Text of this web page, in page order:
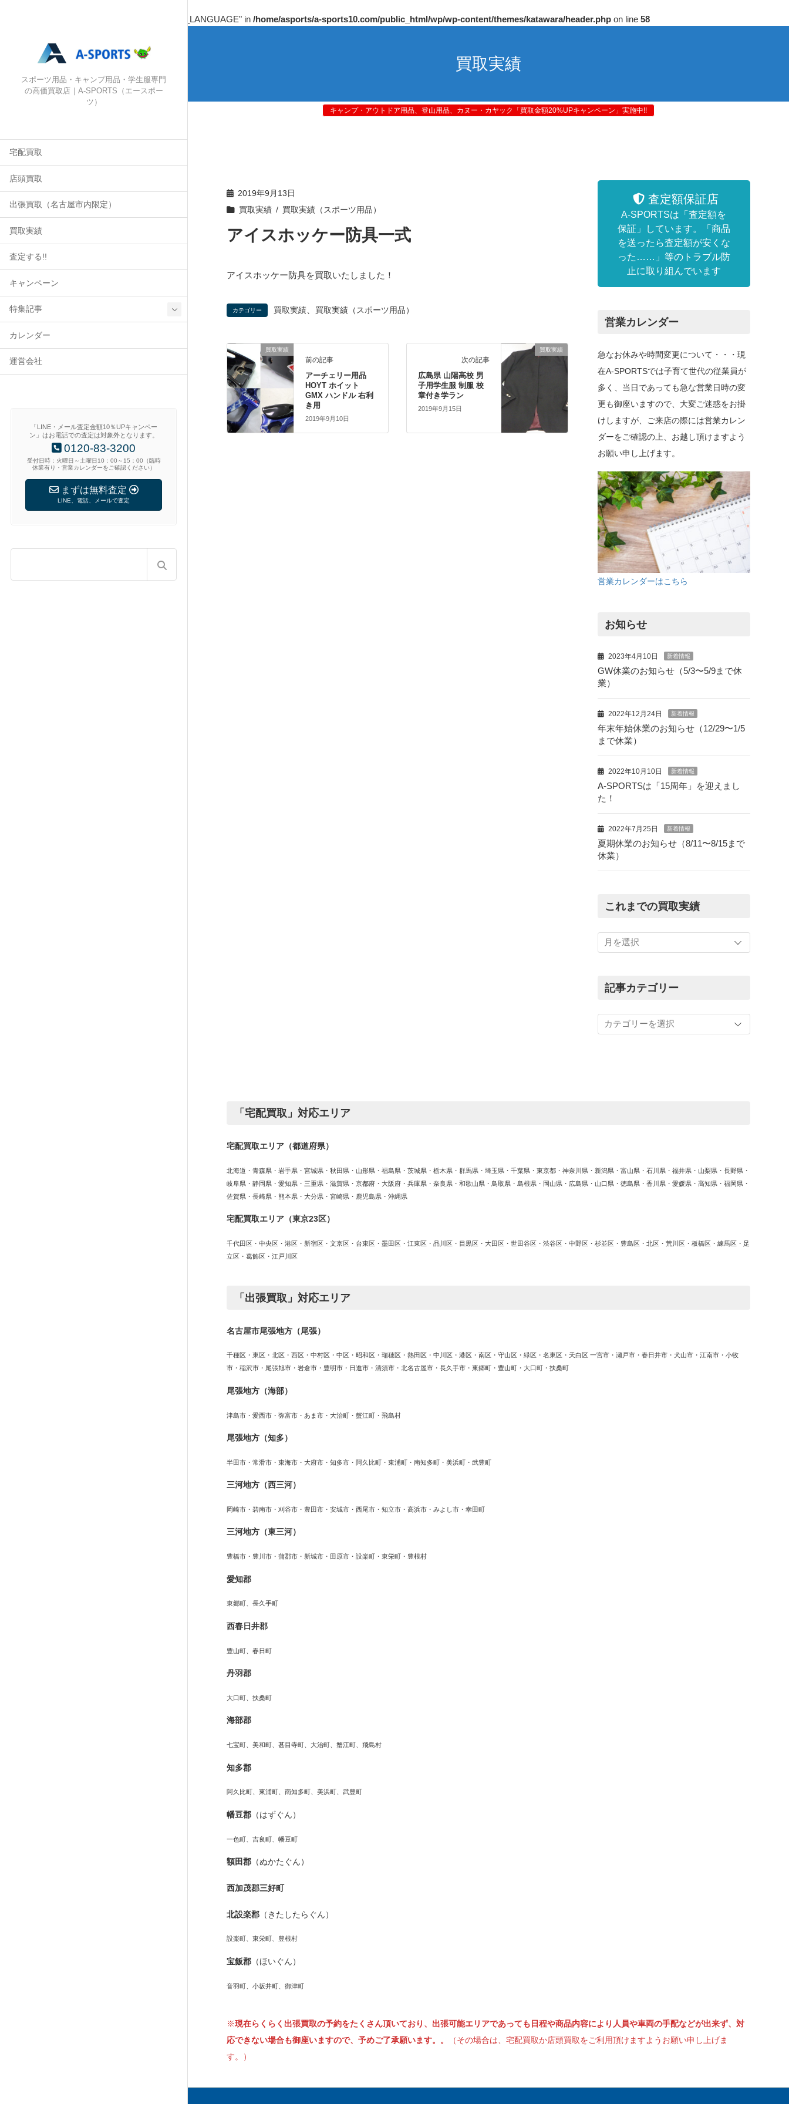
: Undefined array key "HTTP_ACCEPT_LANGUAGE" in /home/asports/a-sports10.com/public_html/wp/wp-content/themes/katawara/header.php on line 58
スポーツ用品・キャンプ用品・学生服専門
の高価買取店｜A-SPORTS（エースポー
ツ）
宅配買取
店頭買取
出張買取（名古屋市内限定）
買取実績
査定する!!
キャンペーン
特集記事
カレンダー
運営会社
「LINE・メール査定金額10％UPキャンペー
ン」はお電話での査定は対象外となります。
0120-83-3200
受付日時：火曜日～土曜日10：00～15：00（臨時
休業有り・営業カレンダーをご確認ください）
まずは無料査定
LINE、電話、メールで査定
買取実績
キャンプ・アウトドア用品、登山用品、カヌー・カヤック「買取金額20%UPキャンペーン」実施中!!
2019年9月13日
買取実績
買取実績（スポーツ用品）
アイスホッケー防具一式
アイスホッケー防具を買取いたしました！
カテゴリー 買取実績 買取実績（スポーツ用品）
買取実績
前の記事
アーチェリー用品
HOYT ホイット
GMX ハンドル 右利
き用
2019年9月10日
買取実績
次の記事
広島県 山陽高校 男
子用学生服 制服 校
章付き学ラン
2019年9月15日
査定額保証店
A-SPORTSは「査定額を
保証」しています。「商品
を送ったら査定額が安くな
った……」等のトラブル防
止に取り組んでいます
営業カレンダー
急なお休みや時間変更について・・・現
在A-SPORTSでは子育て世代の従業員が
多く、当日であっても急な営業日時の変
更も御座いますので、大変ご迷惑をお掛
けしますが、ご来店の際には営業カレン
ダーをご確認の上、お越し頂けますよう
お願い申し上げます。
営業カレンダーはこちら
お知らせ
2023年4月10日 新着情報
GW休業のお知らせ（5/3〜5/9まで休
業）
2022年12月24日 新着情報
年末年始休業のお知らせ（12/29〜1/5
まで休業）
2022年10月10日 新着情報
A-SPORTSは「15周年」を迎えまし
た！
2022年7月25日 新着情報
夏期休業のお知らせ（8/11〜8/15まで
休業）
これまでの買取実績
ま
買
績
記事カテゴリー
事
カ
「宅配買取」対応エリア
宅配買取エリア（都道府県）
北海道・青森県・岩手県・宮城県・秋田県・山形県・福島県・茨城県・栃木県・群馬県・埼玉県・千葉県・東京都・神奈川県・新潟県・富山県・石川県・福井県・山梨県・長野県・
岐阜県・静岡県・愛知県・三重県・滋賀県・京都府・大阪府・兵庫県・奈良県・和歌山県・鳥取県・島根県・岡山県・広島県・山口県・徳島県・香川県・愛媛県・高知県・福岡県・
佐賀県・長崎県・熊本県・大分県・宮崎県・鹿児島県・沖縄県
宅配買取エリア（東京23区）
千代田区・中央区・港区・新宿区・文京区・台東区・墨田区・江東区・品川区・目黒区・大田区・世田谷区・渋谷区・中野区・杉並区・豊島区・北区・荒川区・板橋区・練馬区・足
立区・葛飾区・江戸川区
「出張買取」対応エリア
名古屋市尾張地方（尾張）
千種区・東区・北区・西区・中村区・中区・昭和区・瑞穂区・熱田区・中川区・港区・南区・守山区・緑区・名東区・天白区 一宮市・瀬戸市・春日井市・犬山市・江南市・小牧
市・稲沢市・尾張旭市・岩倉市・豊明市・日進市・清須市・北名古屋市・長久手市・東郷町・豊山町・大口町・扶桑町
尾張地方（海部）
津島市・愛西市・弥富市・あま市・大治町・蟹江町・飛島村
尾張地方（知多）
半田市・常滑市・東海市・大府市・知多市・阿久比町・東浦町・南知多町・美浜町・武豊町
三河地方（西三河）
岡崎市・碧南市・刈谷市・豊田市・安城市・西尾市・知立市・高浜市・みよし市・幸田町
三河地方（東三河）
豊橋市・豊川市・蒲郡市・新城市・田原市・設楽町・東栄町・豊根村
愛知郡
東郷町、長久手町
西春日井郡
豊山町、春日町
丹羽郡
大口町、扶桑町
海部郡
七宝町、美和町、甚目寺町、大治町、蟹江町、飛島村
知多郡
阿久比町、東浦町、南知多町、美浜町、武豊町
幡豆郡 （はずぐん）
一色町、吉良町、幡豆町
額田郡 （ぬかたぐん）
西加茂郡三好町
北設楽郡 （きたしたらぐん）
設楽町、東栄町、豊根村
宝飯郡 （ほいぐん）
音羽町、小坂井町、御津町
※現在らくらく出張買取の予約をたくさん頂いており、出張可能エリアであっても日程や商品内容により人員や車両の手配などが出来ず、対
応できない場合も御座いますので、予めご了承願います。。
（その場合は、宅配買取か店頭買取をご利用頂けますようお願い申し上げま
す。）